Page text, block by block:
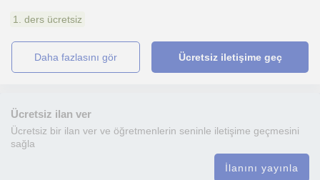
1. ders ücretsiz
daha fazlasını gör Ücretsiz iletişime geç
Ücretsiz ilan ver
Ücretsiz bir ilan ver ve öğretmenlerin seninle iletişime geçmesini
sağla
İlanını yayınla